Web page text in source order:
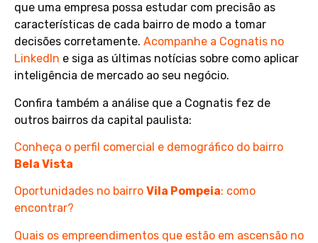
que uma empresa possa estudar com precisão as
características de cada bairro de modo a tomar
decisões corretamente. Acompanhe a Cognatis no
LinkedIn e siga as últimas notícias sobre como aplicar
inteligência de mercado ao seu negócio.
Confira também a análise que a Cognatis fez de
outros bairros da capital paulista:
Conheça o perfil comercial e demográfico do bairro
Bela Vista
Oportunidades no bairro Vila Pompeia: como
encontrar?
Quais os empreendimentos que estão em ascensão no